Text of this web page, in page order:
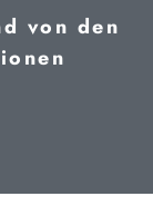
von den